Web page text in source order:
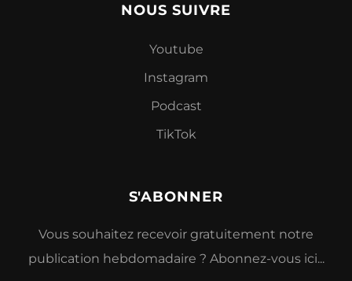
NOUS SUIVRE
Youtube
Instagram
Podcast
TikTok
S'ABONNER
Vous souhaitez recevoir gratuitement notre
publication hebdomadaire ? Abonnez-vous ici...